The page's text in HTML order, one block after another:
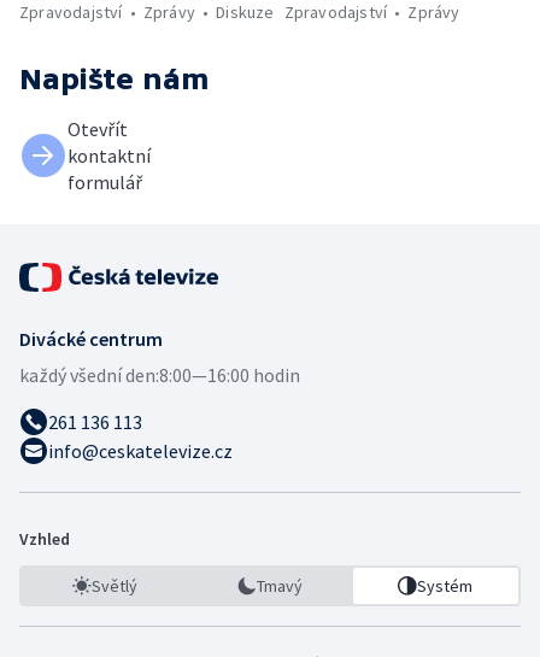
Zpravodajství
Zprávy Diskuze
Zpravodajství
Zprávy
Napište nám
Otevřít
kontaktní
formulář
Divácké centrum
každý všední den:8:00—16:00 hodin
261 136 113
info@ceskatelevize.cz
Vzhled
Světlý Tmavý Systém